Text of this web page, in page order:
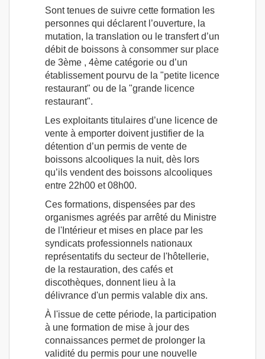
Sont tenues de suivre cette formation les
personnes qui déclarent l’ouverture, la
mutation, la translation ou le transfert d’un
débit de boissons à consommer sur place
de 3ème , 4ème catégorie ou d’un
établissement pourvu de la "petite licence
restaurant" ou de la "grande licence
restaurant".
Les exploitants titulaires d’une licence de
vente à emporter doivent justifier de la
détention d’un permis de vente de
boissons alcooliques la nuit, dès lors
qu’ils vendent des boissons alcooliques
entre 22h00 et 08h00.
Ces formations, dispensées par des
organismes agréés par arrêté du Ministre
de l'Intérieur et mises en place par les
syndicats professionnels nationaux
représentatifs du secteur de l'hôtellerie,
de la restauration, des cafés et
discothèques, donnent lieu à la
délivrance d'un permis valable dix ans.
À l'issue de cette période, la participation
à une formation de mise à jour des
connaissances permet de prolonger la
validité du permis pour une nouvelle